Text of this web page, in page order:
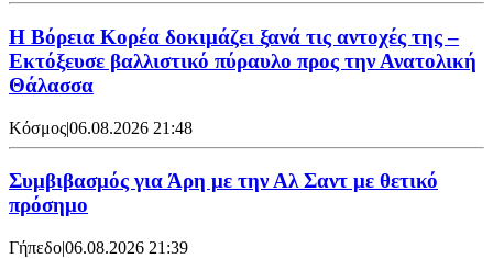
Η Βόρεια Κορέα δοκιμάζει ξανά τις αντοχές της –
Εκτόξευσε βαλλιστικό πύραυλο προς την Ανατολική
Θάλασσα
Κόσμος|06.08.2026 21:48
Συμβιβασμός για Άρη με την Αλ Σαντ με θετικό
πρόσημο
Γήπεδο|06.08.2026 21:39